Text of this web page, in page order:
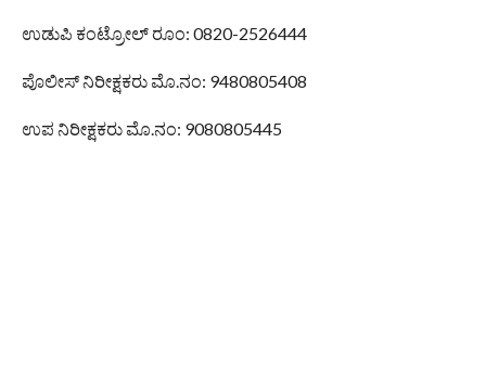
ಉಡುಪಿ ಕಂಟ್ರೋಲ್ ರೂಂ: 0820-2526444
ಪೊಲೀಸ್ ನಿರೀಕ್ಷಕರು ಮೊ.ನಂ: 9480805408
ಉಪ ನಿರೀಕ್ಷಕರು ಮೊ.ನಂ: 9080805445